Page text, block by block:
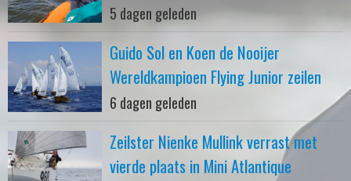
5 dagen geleden
Guido Sol en Koen de Nooijer
Wereldkampioen Flying Junior zeilen
6 dagen geleden
Zeilster Nienke Mullink verrast met
vierde plaats in Mini Atlantique